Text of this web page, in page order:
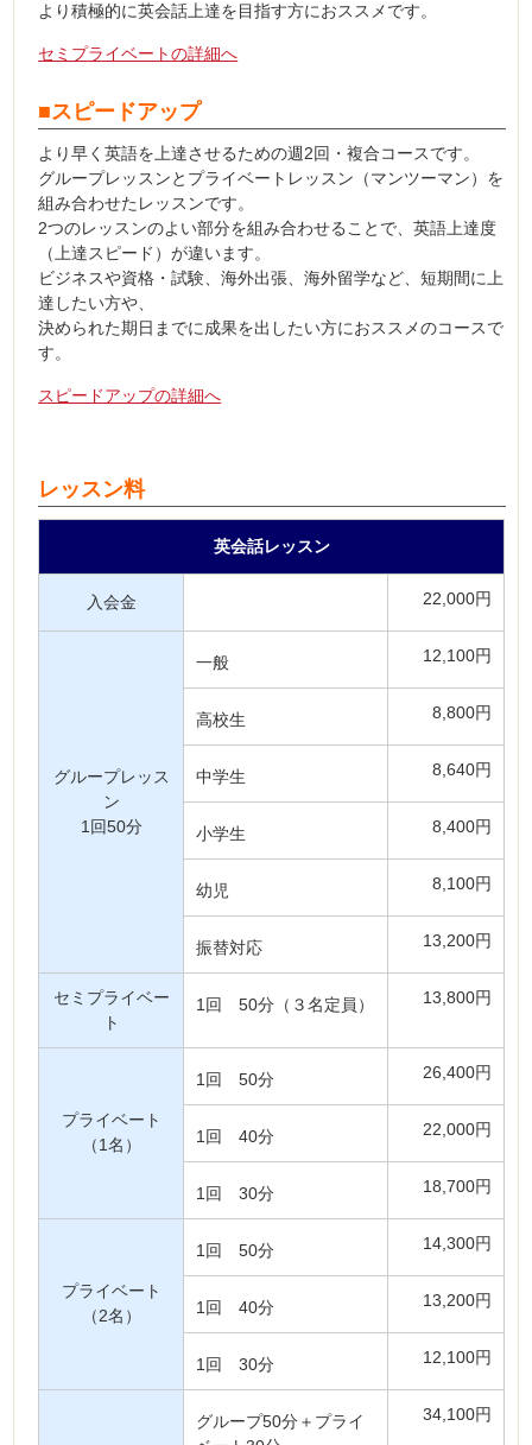
より積極的に英会話上達を目指す方におススメです。
セミプライベートの詳細へ
■スピードアップ
より早く英語を上達させるための週2回・複合コースです。
グループレッスンとプライベートレッスン（マンツーマン）を
組み合わせたレッスンです。
2つのレッスンのよい部分を組み合わせることで、英語上達度
（上達スピード）が違います。
ビジネスや資格・試験、海外出張、海外留学など、短期間に上
達したい方や、
決められた期日までに成果を出したい方におススメのコースで
す。
スピードアップの詳細へ
レッスン料
英会話レッスン
入会金 22,000円
グループレッス
ン
1回50分
一般 12,100円
高校生 8,800円
中学生 8,640円
小学生 8,400円
幼児 8,100円
振替対応 13,200円
セミプライベー
ト
1回 50分（３名定員） 13,800円
プライベート
（1名）
1回 50分 26,400円
1回 40分 22,000円
1回 30分 18,700円
プライベート
（2名）
1回 50分 14,300円
1回 40分 13,200円
1回 30分 12,100円
グループ50分＋プライ
34,100円